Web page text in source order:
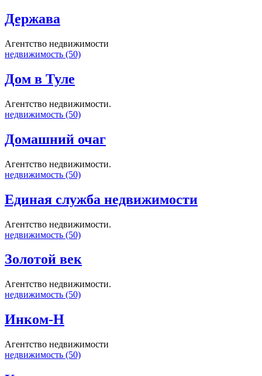
Держава
Агентство недвижимости
недвижимость (50)
Дом в Туле
Агентство недвижимости.
недвижимость (50)
Домашний очаг
Агентство недвижимости.
недвижимость (50)
Единая служба недвижимости
Агентство недвижимости.
недвижимость (50)
Золотой век
Агентство недвижимости.
недвижимость (50)
Инком-Н
Агентство недвижимости
недвижимость (50)